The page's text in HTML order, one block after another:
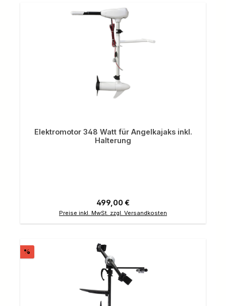
Elektromotor 348 Watt für Angelkajaks inkl.
Halterung
Regulärer Preis:
499,00 €
Preise inkl. MwSt. zzgl. Versandkosten
%